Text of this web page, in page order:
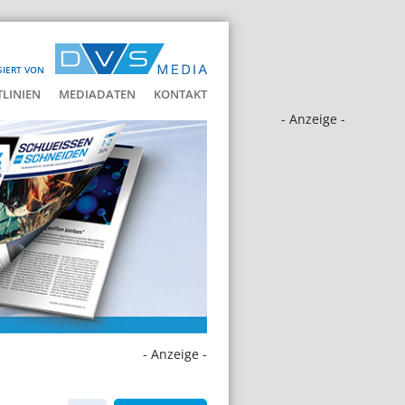
VON
MEDIADATEN KONTAKT
- Anzeige -
- Anzeige -